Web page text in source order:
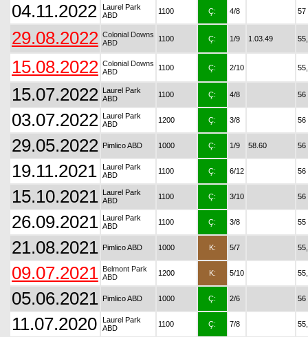
04.11.2022
Laurel Park
ABD
1100 Ç: 4/8 57
29.08.2022 Colonial Downs
ABD
1100 Ç: 1/9 1.03.49
15.08.2022 Colonial Downs
ABD
1100 Ç: 2/10
15.07.2022 Laurel Park
ABD
1100 Ç: 4/8 56
03.07.2022 Laurel Park
ABD
1200 Ç: 3/8 56
29.05.2022 Pimlico ABD 1000 Ç: 1/9 58.60 56
19.11.2021
Laurel Park
ABD
1100 Ç: 6/12 56
15.10.2021 Laurel Park
ABD
1100 Ç: 3/10 56
26.09.2021 Laurel Park
ABD
1100 Ç: 3/8 55
21.08.2021 Pimlico ABD 1000 K: 5/7
09.07.2021 Belmont Park
ABD
1200 K: 5/10
05.06.2021 Pimlico ABD 1000 Ç: 2/6 56
11.07.2020
Laurel Park
ABD
1100 Ç: 7/8